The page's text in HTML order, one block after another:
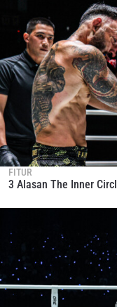
FITUR
3 Alasan The Inner